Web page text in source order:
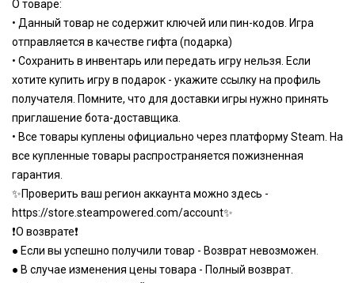
О товаре:
• Данный товар не содержит ключей или пин-кодов. Игра
отправляется в качестве гифта (подарка)
• Сохранить в инвентарь или передать игру нельзя. Если
хотите купить игру в подарок - укажите ссылку на профиль
получателя. Помните, что для доставки игры нужно принять
приглашение бота-доставщика.
• Все товары куплены официально через платформу Steam. На
все купленные товары распространяется пожизненная
гарантия.
✨Проверить ваш регион аккаунта можно здесь -
https://store.steampowered.com/account✨
❗️О возврате❗️
● Если вы успешно получили товар - Возврат невозможен.
● В случае изменения цены товара - Полный возврат.